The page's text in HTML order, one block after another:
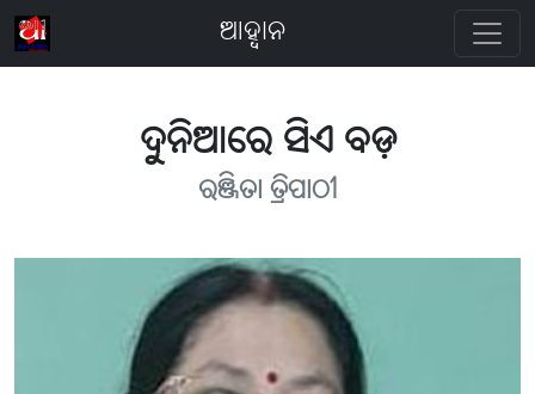
ଆହ୍ବାନ
ଦୁନିଆରେ ସିଏ ବଡ଼
ରଞ୍ଜିତା ତ୍ରିପାଠୀ